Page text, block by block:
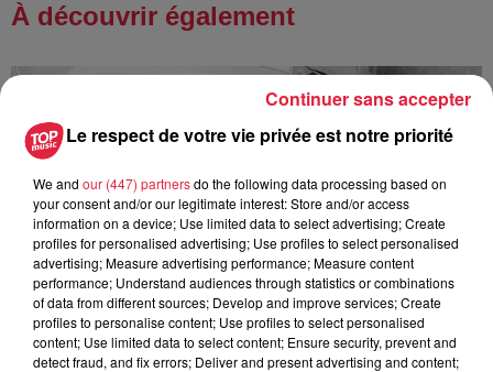
À découvrir également
Le respect de votre vie privée est notre priorité
We and our (447) partnersdo the following data processing based on
your consent and/or our legitimate interest: Store and/or access
information on a device; Use limited data to select advertising; Create
profiles for personalised advertising; Use profiles to select personalised
advertising; Measure advertising performance; Measure content
performance; Understand audiences through statistics or combinations
of data from different sources; Develop and improve services; Create
profiles to personalise content; Use profiles to select personalised
content; Use limited data to select content; Ensure security, prevent and
detect fraud, and fix errors; Deliver and present advertising and content;
Continuer sans accepter